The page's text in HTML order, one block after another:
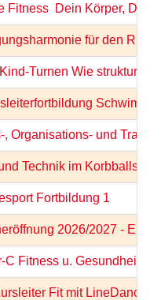
Fitness  Dein Körper,
für den
Turnen Wie
, Organisations- und
Technik im
Fortbildung 1
2026/2027 -
C Fitness u. Gesundheit
Fit mit LineDance